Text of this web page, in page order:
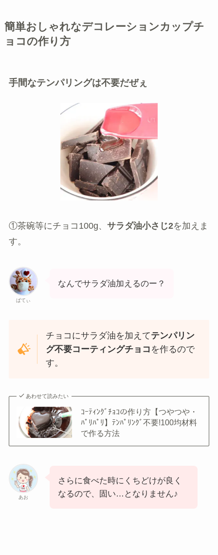
簡単おしゃれなデコレーションカップチ
ョコの作り方
手間なテンパリングは不要だぜぇ
①茶碗等にチョコ100g、 サラダ油小さじ2を加えま
す。
ぱてぃ
なんでサラダ油加えるのー？
チョコにサラダ油を加えてテンパリン
グ不要コーティングチョコ を作るので
す。
あわせて読みたい
ｺｰﾃｨﾝｸﾞﾁｮｺの作り方【つやつや・
ﾊﾟﾘﾊﾟﾘ】ﾃﾝﾊﾟﾘﾝｸﾞ不要!100均材料
で作る方法
あお
さらに食べた時にくちどけが良く
なるので、固い…となりません♪